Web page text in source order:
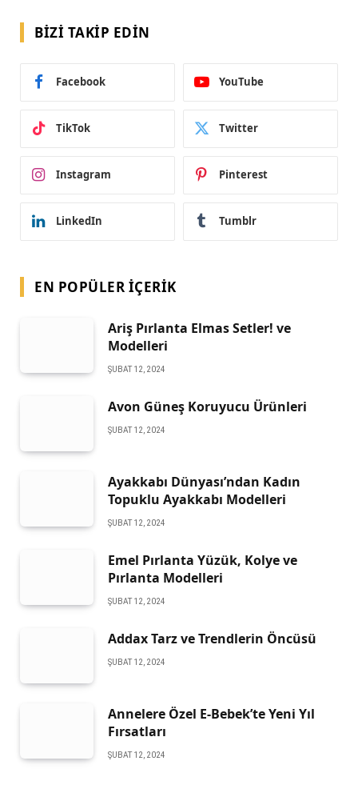
BIZI TAKIP EDIN
Facebook YouTube
TikTok Twitter
Instagram Pinterest
LinkedIn Tumblr
EN POPÜLER İÇERIK
Ariş Pırlanta Elmas Setler! ve
Modelleri
ŞUBAT 12, 2024
Avon Güneş Koruyucu Ürünleri
ŞUBAT 12, 2024
Ayakkabı Dünyası’ndan Kadın
Topuklu Ayakkabı Modelleri
ŞUBAT 12, 2024
Emel Pırlanta Yüzük, Kolye ve
Pırlanta Modelleri
ŞUBAT 12, 2024
Addax Tarz ve Trendlerin Öncüsü
ŞUBAT 12, 2024
Annelere Özel E-Bebek’te Yeni Yıl
Fırsatları
ŞUBAT 12, 2024